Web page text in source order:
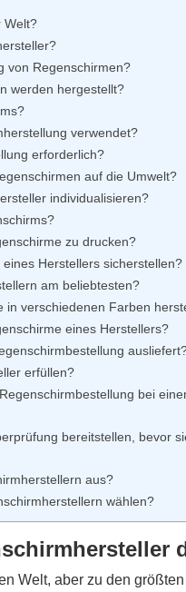
Welt?
von Regenschirmen?
werden hergestellt?
verwendet?
erforderlich?
auf die Umwelt?
individualisieren?
zu drucken?
Herstellers sicherstellen?
am beliebtesten?
in verschiedenen Farben
eines Herstellers?
erfüllen?
bei
bereitstellen, bevor
aus?
wählen?
Welt, aber zu den